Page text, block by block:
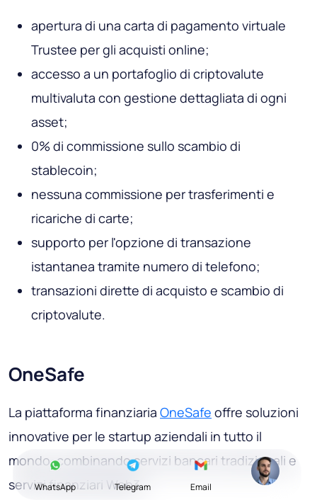
apertura di una carta di pagamento virtuale
Trustee per gli acquisti online;
accesso a un portafoglio di criptovalute
multivaluta con gestione dettagliata di ogni
asset;
0% di commissione sullo scambio di
stablecoin;
nessuna commissione per trasferimenti e
ricariche di carte;
supporto per l'opzione di transazione
istantanea tramite numero di telefono;
transazioni dirette di acquisto e scambio di
criptovalute.
OneSafe
La piattaforma finanziaria OneSafe offre soluzioni
innovative per le startup aziendali in tutto il
mondo, combinando servizi bancari tradizionali e
servizi finanziari Web3.
WhatsApp Telegram Email